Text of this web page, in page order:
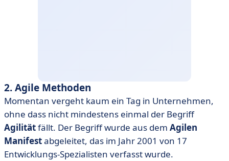
2. Agile Methoden
Momentan vergeht kaum ein Tag in Unternehmen,
ohne dass nicht mindestens einmal der Begriff
Agilitätfällt. Der Begriff wurde aus dem Agilen
Manifestabgeleitet, das im Jahr 2001 von 17
Entwicklungs-Spezialisten verfasst wurde.